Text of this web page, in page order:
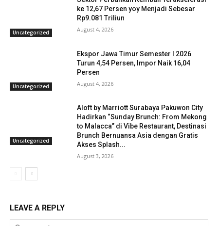
Uncategorized
ke 12,67 Persen yoy Menjadi Sebesar
Rp9.081 Triliun
August 4, 2026
Uncategorized
Ekspor Jawa Timur Semester I 2026
Turun 4,54 Persen, Impor Naik 16,04
Persen
August 4, 2026
Uncategorized
Aloft by Marriott Surabaya Pakuwon City
Hadirkan “Sunday Brunch: From Mekong
to Malacca” di Vibe Restaurant, Destinasi
Brunch Bernuansa Asia dengan Gratis
Akses Splash...
August 3, 2026
LEAVE A REPLY